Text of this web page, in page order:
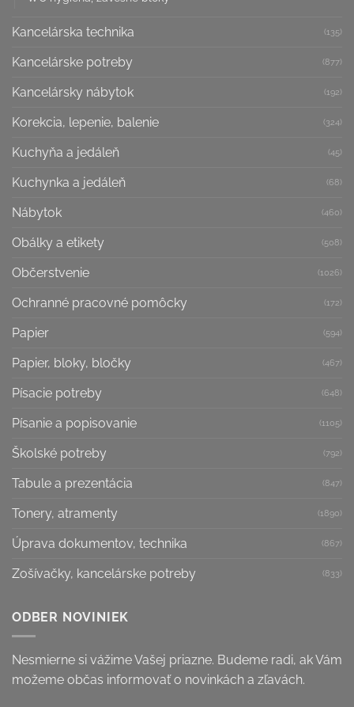
Kancelárska technika (135)
Kancelárske potreby (877)
Kancelársky nábytok (192)
Korekcia, lepenie, balenie (324)
Kuchyňa a jedáleň (45)
Kuchynka a jedáleň (68)
Nábytok (460)
Obálky a etikety (508)
Občerstvenie (1026)
Ochranné pracovné pomôcky (172)
Papier (594)
Papier, bloky, bločky (467)
Písacie potreby (648)
Písanie a popisovanie (1105)
Školské potreby (792)
Tabule a prezentácia (847)
Tonery, atramenty (1890)
Úprava dokumentov, technika (867)
Zošívačky, kancelárske potreby (833)
ODBER NOVINIEK
Nesmierne si vážime Vašej priazne. Budeme radi, ak Vám
možeme občas informovať o novinkách a zľavách.